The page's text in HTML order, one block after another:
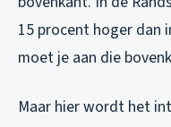
15 procent hoger dan
moet je aan die
Maar hier wordt het